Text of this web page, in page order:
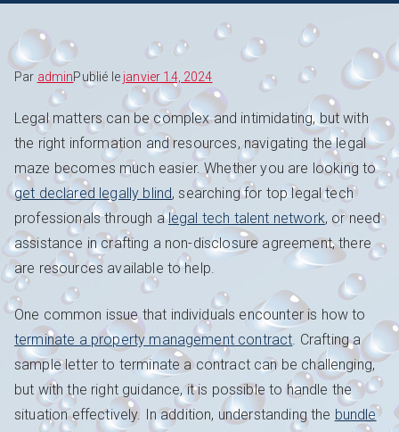
Par adminPublié le janvier 14, 2024
Legal matters can be complex and intimidating, but with
the right information and resources, navigating the legal
maze becomes much easier. Whether you are looking to
get declared legally blind, searching for top legal tech
professionals through alegal tech talent network, or need
assistance in crafting a non-disclosure agreement, there
are resources available to help.
One common issue that individuals encounter is how to
terminate a property management contract. Crafting a
sample letter to terminate a contract can be challenging,
but with the right guidance, it is possible to handle the
situation effectively. In addition, understanding the bundle